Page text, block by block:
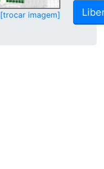
[trocar imagem]